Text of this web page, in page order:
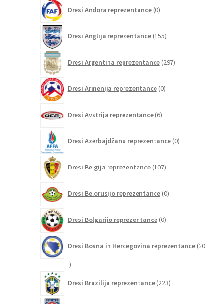
Dresi Andora reprezentance 0izdelkov
Dresi Anglija reprezentance 155izdelkov
Dresi Argentina reprezentance 297izdelkov
Dresi Armenija reprezentance 0izdelkov
Dresi Avstrija reprezentance 6izdelkov
Dresi Azerbajdžanu reprezentance 0izdelkov
Dresi Belgija reprezentance 107izdelkov
Dresi Belorusijo reprezentance 0izdelkov
Dresi Bolgarijo reprezentance 0izdelkov
Dresi Bosna in Hercegovina reprezentance 20
20
Dresi Brazilija reprezentance 223izdelkov